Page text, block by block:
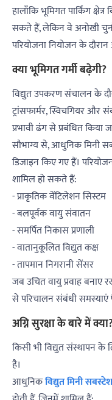
हालाँकि भूमिगत पार्किंग
सकते हैं, लेकिन वे अनोखी
परियोजना नियोजन के
क्या भूमिगत गर्मी बढ़ेगी?
विद्युत उपकरण संचालन के
ट्रांसफार्मर, स्विचगियर और
प्रभावी ढंग से प्रबंधित किया
सौभाग्य से, आधुनिक मिनी
डिजाइन किए गए हैं।
शामिल हो सकते हैं:
- प्राकृतिक वेंटिलेशन सिस्टम
- बलपूर्वक वायु संवातन
- समर्पित निकास प्रणाली
- वातानुकूलित विद्युत कक्ष
- तापमान निगरानी सेंसर
जब उचित वायु प्रवाह बनाए
से परिचालन संबंधी समस्याएं
अग्नि सुरक्षा के बारे में
किसी भी विद्युत संस्थापन के
है।
आधुनिकविद्युत मिनी